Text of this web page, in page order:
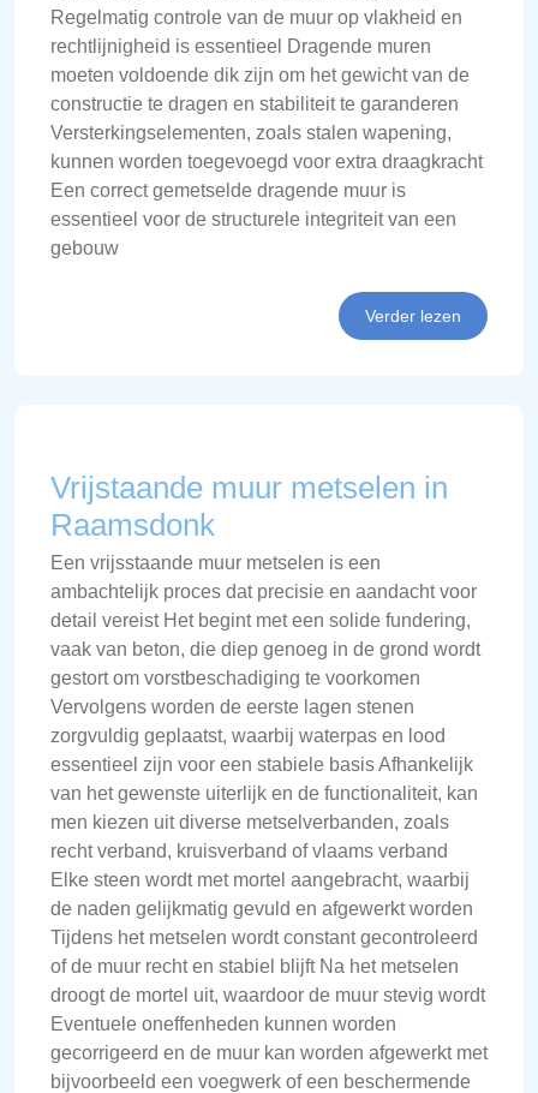
Regelmatig controle van de muur op vlakheid en
rechtlijnigheid is essentieel Dragende muren
moeten voldoende dik zijn om het gewicht van de
constructie te dragen en stabiliteit te garanderen
Versterkingselementen, zoals stalen wapening,
kunnen worden toegevoegd voor extra draagkracht
Een correct gemetselde dragende muur is
essentieel voor de structurele integriteit van een
gebouw
Verder lezen
Vrijstaande muur metselen in
Raamsdonk
Een vrijsstaande muur metselen is een
ambachtelijk proces dat precisie en aandacht voor
detail vereist Het begint met een solide fundering,
vaak van beton, die diep genoeg in de grond wordt
gestort om vorstbeschadiging te voorkomen
Vervolgens worden de eerste lagen stenen
zorgvuldig geplaatst, waarbij waterpas en lood
essentieel zijn voor een stabiele basis Afhankelijk
van het gewenste uiterlijk en de functionaliteit, kan
men kiezen uit diverse metselverbanden, zoals
recht verband, kruisverband of vlaams verband
Elke steen wordt met mortel aangebracht, waarbij
de naden gelijkmatig gevuld en afgewerkt worden
Tijdens het metselen wordt constant gecontroleerd
of de muur recht en stabiel blijft Na het metselen
droogt de mortel uit, waardoor de muur stevig wordt
Eventuele oneffenheden kunnen worden
gecorrigeerd en de muur kan worden afgewerkt met
bijvoorbeeld een voegwerk of een beschermende